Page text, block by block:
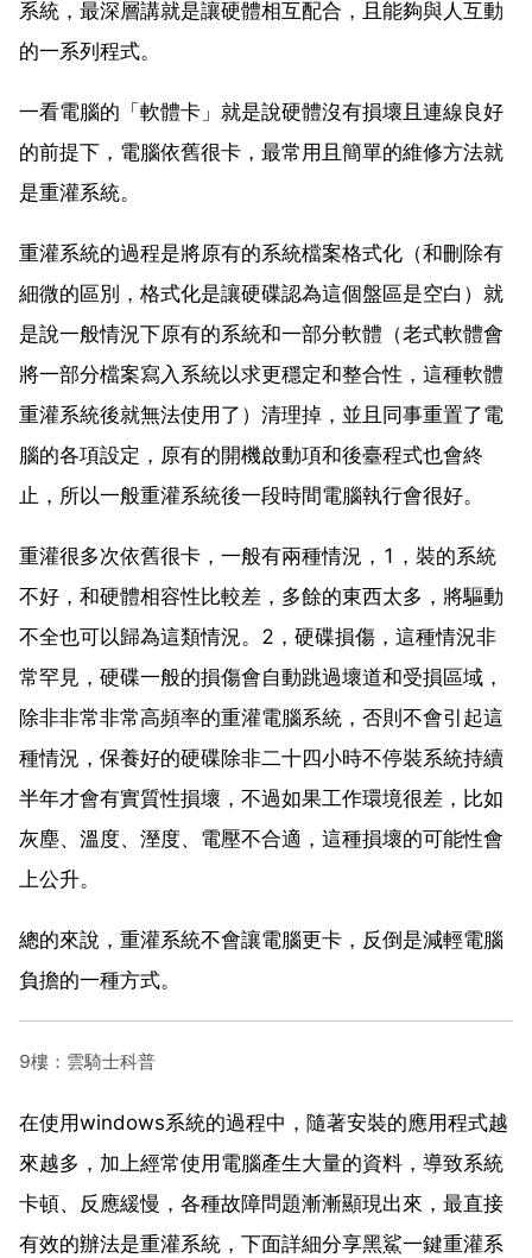
系統，最深層講就是讓硬體相互配合，且能夠與人互動
的一系列程式。
一看電腦的「軟體卡」就是說硬體沒有損壞且連線良好
的前提下，電腦依舊很卡，最常用且簡單的維修方法就
是重灌系統。
重灌系統的過程是將原有的系統檔案格式化（和刪除有
細微的區別，格式化是讓硬碟認為這個盤區是空白）就
是說一般情況下原有的系統和一部分軟體（老式軟體會
將一部分檔案寫入系統以求更穩定和整合性，這種軟體
重灌系統後就無法使用了）清理掉，並且同事重置了電
腦的各項設定，原有的開機啟動項和後臺程式也會終
止，所以一般重灌系統後一段時間電腦執行會很好。
重灌很多次依舊很卡，一般有兩種情況，1，裝的系統
不好，和硬體相容性比較差，多餘的東西太多，將驅動
不全也可以歸為這類情況。2，硬碟損傷，這種情況非
常罕見，硬碟一般的損傷會自動跳過壞道和受損區域，
除非非常非常高頻率的重灌電腦系統，否則不會引起這
種情況，保養好的硬碟除非二十四小時不停裝系統持續
半年才會有實質性損壞，不過如果工作環境很差，比如
灰塵、溫度、溼度、電壓不合適，這種損壞的可能性會
上公升。
總的來說，重灌系統不會讓電腦更卡，反倒是減輕電腦
負擔的一種方式。
9樓：雲騎士科普
在使用windows系統的過程中，隨著安裝的應用程式越
來越多，加上經常使用電腦產生大量的資料，導致系統
卡頓、反應緩慢，各種故障問題漸漸顯現出來，最直接
有效的辦法是重灌系統，下面詳細分享黑鯊一鍵重灌系